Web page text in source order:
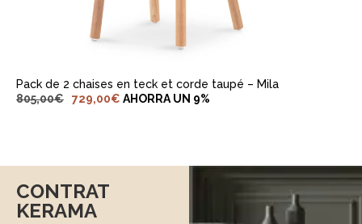
AJOUTER AU PANIER
Pack de 2 chaises en teck et corde taupé – Mila
805,00€ 729,00€ AHORRA UN 9%
CONTRAT
KERAMA